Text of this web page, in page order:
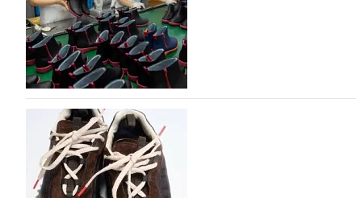
марок одежды, обуви и аксессуаров. Бренды также
06.08.2026 402
Объем мирового производства обуви в 2025
В 2025 году мировое производство обуви
на 0,1% до 24,6 млрд пар, - данные опубликованы в
2026», Португальской ассоциацией…